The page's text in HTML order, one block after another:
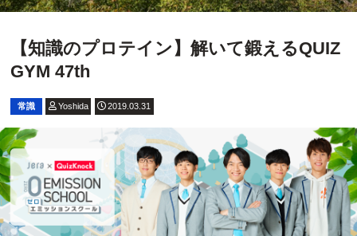
【知識のプロテイン】解いて鍛えるQUIZ
GYM 47th
常識 Yoshida 2019.03.31